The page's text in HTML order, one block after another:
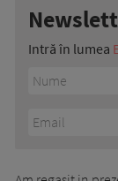
Intră în lumea